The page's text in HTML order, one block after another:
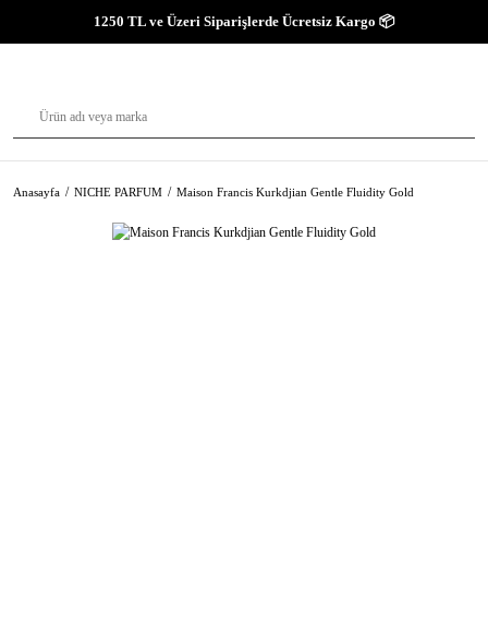
1250 TL ve Üzeri Siparişlerde Ücretsiz Kargo 📦
Anasayfa NICHE PARFUM Maison Francis Kurkdjian Gentle Fluidity Gold